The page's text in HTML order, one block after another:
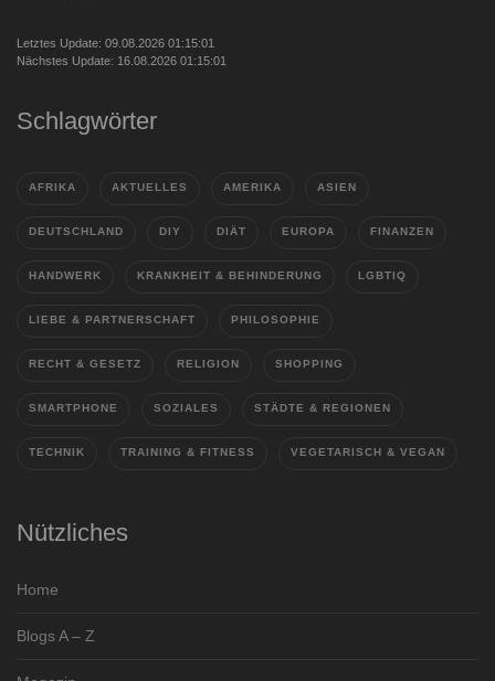
Letztes Update: 09.08.2026 01:15:01
Nächstes Update: 16.08.2026 01:15:01
Schlagwörter
AFRIKA AKTUELLES AMERIKA ASIEN
DEUTSCHLAND DIY DIÄT EUROPA FINANZEN
HANDWERK KRANKHEIT & BEHINDERUNG LGBTIQ
LIEBE & PARTNERSCHAFT PHILOSOPHIE
RECHT & GESETZ RELIGION SHOPPING
SMARTPHONE SOZIALES STÄDTE & REGIONEN
TECHNIK TRAINING & FITNESS VEGETARISCH & VEGAN
Nützliches
Home
Blogs A – Z